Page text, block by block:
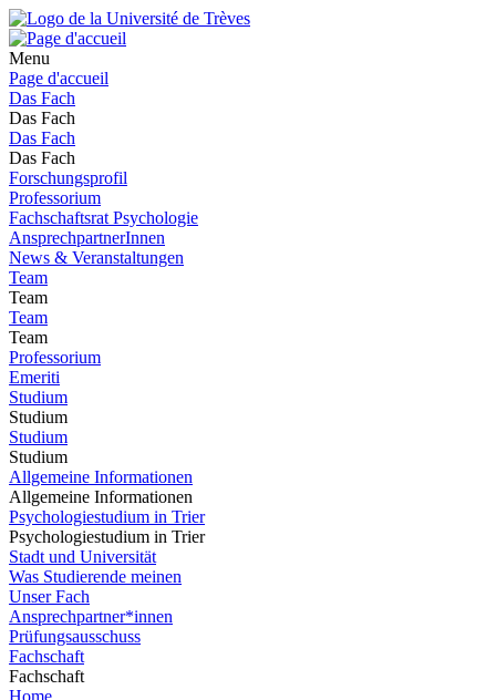
Menu
Page d'accueil
Das Fach
Das Fach
Das Fach
Das Fach
Forschungsprofil
Professorium
Fachschaftsrat Psychologie
AnsprechpartnerInnen
News & Veranstaltungen
Team
Team
Team
Team
Professorium
Emeriti
Studium
Studium
Studium
Studium
Allgemeine Informationen
Allgemeine Informationen
Psychologiestudium in Trier
Psychologiestudium in Trier
Stadt und Universität
Was Studierende meinen
Unser Fach
Ansprechpartner*innen
Prüfungsausschuss
Fachschaft
Fachschaft
Home